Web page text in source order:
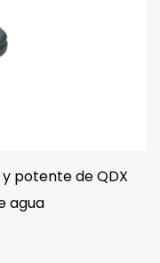
potente de QDX
agua